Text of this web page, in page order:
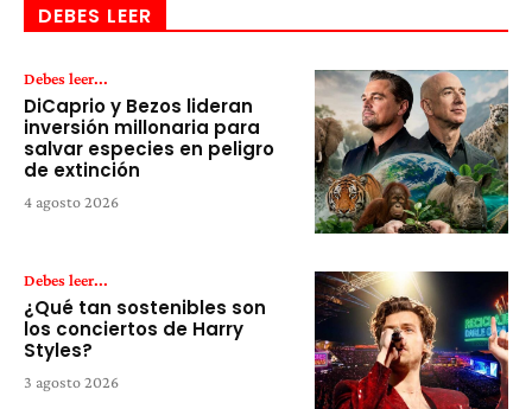
DEBES LEER
Debes leer...
DiCaprio y Bezos lideran
inversión millonaria para
salvar especies en peligro
de extinción
4 agosto 2026
Debes leer...
¿Qué tan sostenibles son
los conciertos de Harry
Styles?
3 agosto 2026